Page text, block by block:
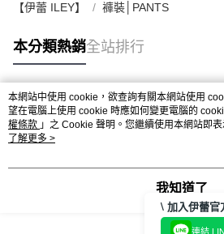
【伊蕾 ILEY】 褲裝│PANTS
本分類熱銷全站排行
熱門標籤
本網站中使用 cookie，欲查詢有關本網站使用
望在電腦上使用 cookie 時應如何變更電腦的
權條款 」之 Cookie 聲明。您繼續使用本網站即
用條款之 Cookie 聲明使用 cookie。
了解更多 >
我知道了
\ 加入伊蕾
連結